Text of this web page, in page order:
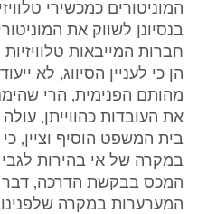
המוניטורים כמכשירי
בנסיונן לשווק את
חברות המייבאות
הן כי לעניין הסיווג, לא
מהותם הפנימית, הרי
את העובדות כהווייתן,
בית המשפט הוסיף וציין,
במקרה של אי בהירות לגבי
המכס בבקשת הדרכה, דבר
המערערות במקרה